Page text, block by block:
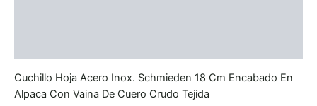
Cuchillo Hoja Acero Inox. Schmieden 18 Cm Encabado En
Alpaca Con Vaina De Cuero Crudo Tejida